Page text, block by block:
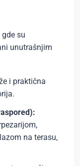
su
unutrašnjim
i praktična
na terasu,